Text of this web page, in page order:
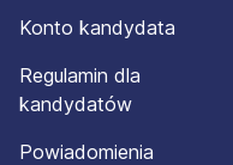
Konto kandydata
Regulamin dla
kandydatów
Powiadomienia